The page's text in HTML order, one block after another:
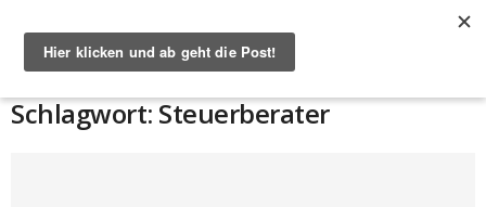
Schlagwort: Steuerberater